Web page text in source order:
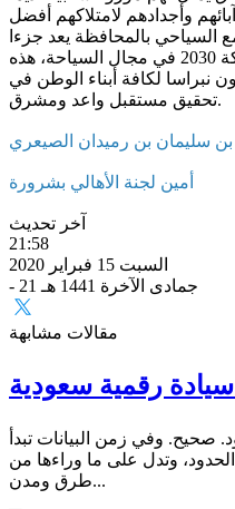
وأجدادهم لامتلاكهم أفضل
السياحي بالمحافظة يعد جزءا
لا يتجزأ من تحقيق رؤية المملكة 2030 في مجال السياحة، هذه
نبراسا لكافة أبناء الوطن في
تحقيق مستقبل واعد ومشرق.
سليمان بن رميدان الصيعري
أمين لجنة الأهالي بشرورة
آخر تحديث
21:58
السبت 15 فبراير 2020
- 21 جمادى الآخرة 1441 هـ
مقالات مشابهة
رقمية سعودية
صحيح. وفي زمن البيانات تبدأ
وتدل على ما وراءها من
طرق ومدن...